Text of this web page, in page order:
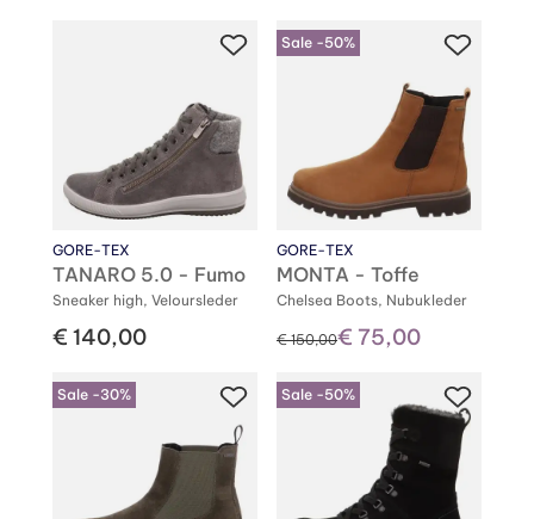
GORE-TEX
TANARO 5.0 - Fumo
Sneaker high, Veloursleder
€ 140,00
Sale -50%
GORE-TEX
MONTA - Toffe
Chelsea Boots, Nubukleder
statt
€ 150,00€ 75,00
Sale -30% Sale -50%